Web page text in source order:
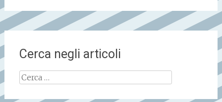
Cerca negli articoli
Ricerca